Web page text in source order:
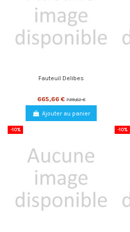
Fauteuil Delibes
665,66 € 739,62 €
Ajouter au panier
-10% -10%